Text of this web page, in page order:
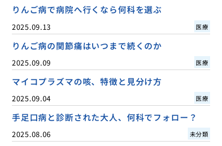
りんご病で病院へ行くなら何科を選ぶ
2025.09.13 医療
りんご病の関節痛はいつまで続くのか
2025.09.09 医療
マイコプラズマの咳、特徴と見分け方
2025.09.04 医療
手足口病と診断された大人、何科でフォロー？
2025.08.06 未分類